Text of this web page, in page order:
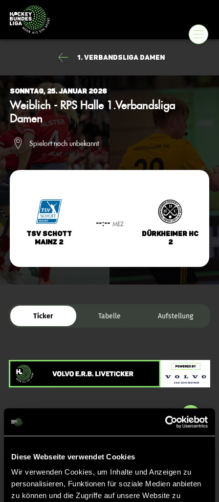
Diese Webseite verwendet Cookies
Wir verwenden Cookies, um Inhalte und Anzeigen zu
personalisieren, Funktionen für soziale Medien anbieten
zu können und die Zugriffe auf unsere Website zu
1. Verbandsliga Damen
Sonntag, 25. Januar 2026
Weiblich - RPS Halle 1.Verbandsliga
Damen
Spielort noch unbekannt
TSV Schott
Mainz 2
--:-- MEZ
Dürkheimer HC
2
Ticker Tabelle Aufstellung
Liveticker